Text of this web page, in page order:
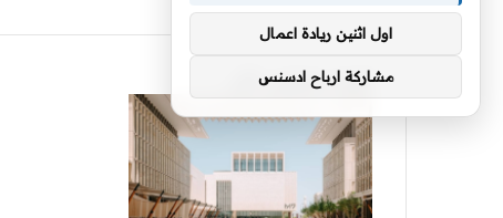
الزوار يقرؤون الآن
اول اثنين ريادة اعمال
مشاركة ارباح ادسنس